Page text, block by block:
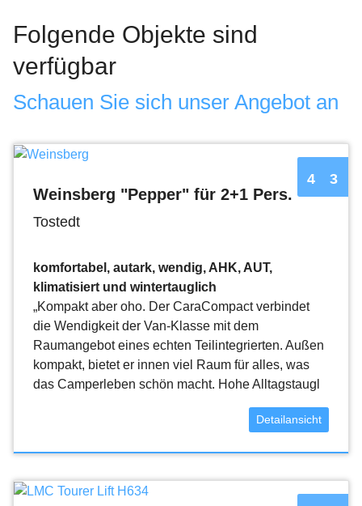
Folgende Objekte sind
verfügbar
Schauen Sie sich unser Angebot an
Weinsberg "Pepper" für 2+1 Pers.
Tostedt
komfortabel, autark, wendig, AHK, AUT,
klimatisiert und wintertauglich
„Kompakt aber oho. Der CaraCompact verbindet
die Wendigkeit der Van‐Klasse mit dem
Raumangebot eines echten Teilintegrierten. Außen
kompakt, bietet er innen viel Raum für alles, was
das Camperleben schön macht. Hohe Alltagstaugl
Detailansicht
4 3